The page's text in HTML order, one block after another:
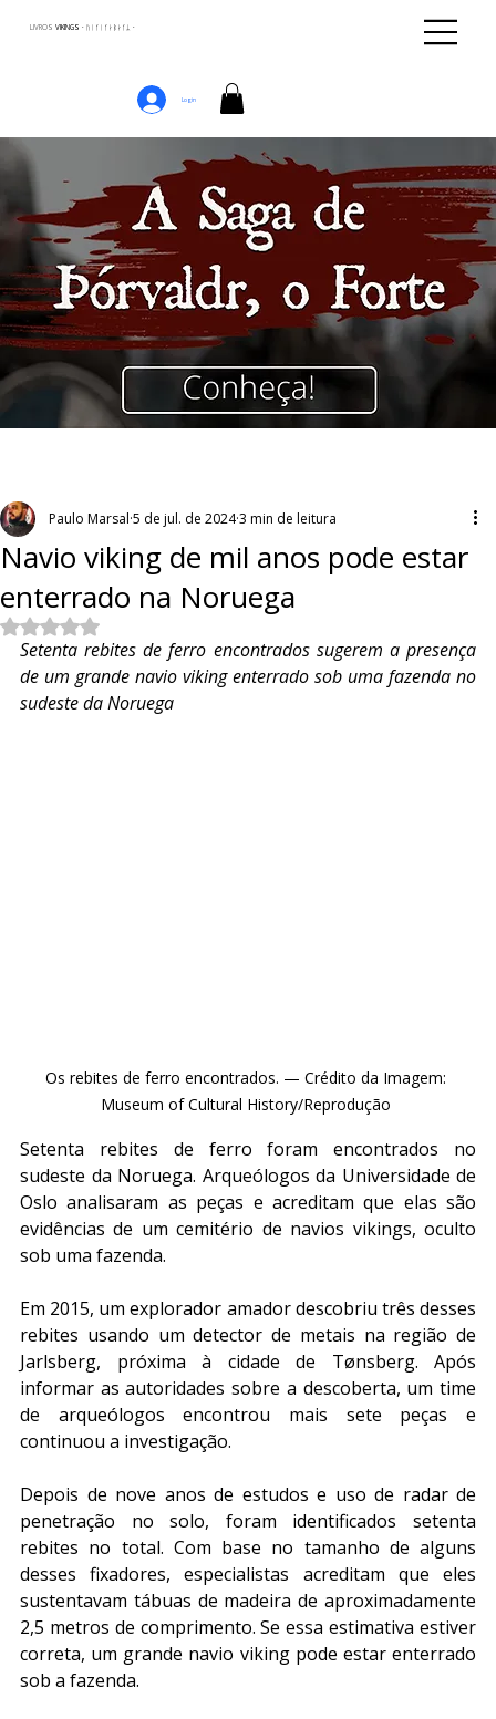
LIVROS VIKINGS · ᚢᛁᚴᛁᚴᛅᛒᛅᚴᛦ ·
Login
Navio viking de mil anos pode estar
enterrado na Noruega
Paulo Marsal 5 de jul. de 20243 min de leitura
Avaliado com NaN de 5 estrelas.
Setenta rebites de ferro encontrados sugerem a presença
de um grande navio viking enterrado sob uma fazenda no
sudeste da Noruega
Os rebites de ferro encontrados. — Crédito da Imagem:
Museum of Cultural History/Reprodução
Setenta rebites de ferro foram encontrados no
sudeste da Noruega. Arqueólogos da Universidade de
Oslo analisaram as peças e acreditam que elas são
evidências de um cemitério de navios vikings, oculto
sob uma fazenda.
Em 2015, um explorador amador descobriu três desses
rebites usando um detector de metais na região de
Jarlsberg, próxima à cidade de Tønsberg. Após
informar as autoridades sobre a descoberta, um time
de arqueólogos encontrou mais sete peças e
continuou a investigação.
Depois de nove anos de estudos e uso de radar de
penetração no solo, foram identificados setenta
rebites no total. Com base no tamanho de alguns
desses fixadores, especialistas acreditam que eles
sustentavam tábuas de madeira de aproximadamente
2,5 metros de comprimento. Se essa estimativa estiver
correta, um grande navio viking pode estar enterrado
sob a fazenda.